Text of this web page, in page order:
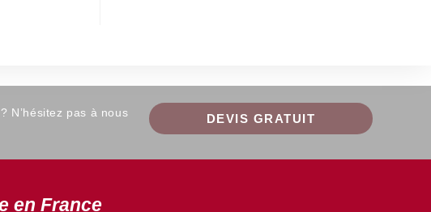
N’hésitez pas à nous
DEVIS GRATUIT
en France